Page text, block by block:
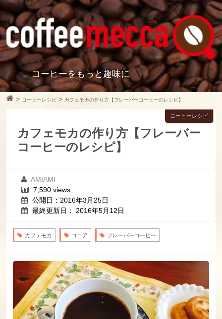
コーヒーをもっと趣味に
> コーヒーレシピ > カフェモカの作り方【フレーバーコーヒーのレシピ】
カフェモカの作り方【フレーバー
コーヒーのレシピ】
コーヒーレシピ
AMIAMI
7,590 views
公開日：2016年3月25日
最終更新日： 2016年5月12日
カフェモカ ココア フレーバーコーヒー